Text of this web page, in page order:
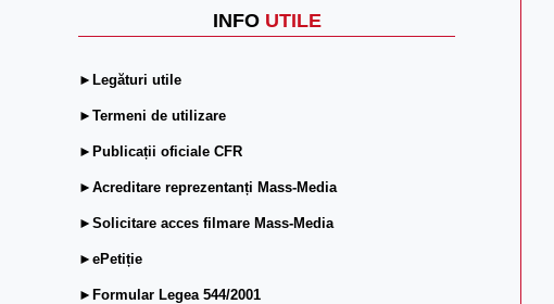
INFO UTILE
►Legături utile
►Termeni de utilizare
►Publicații oficiale CFR
►Acreditare reprezentanți Mass-Media
►Solicitare acces filmare Mass-Media
►ePetiție
►Formular Legea 544/2001